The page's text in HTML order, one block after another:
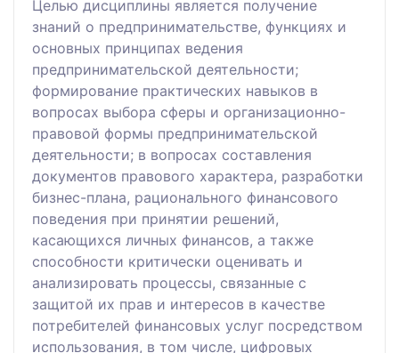
Целью дисциплины является получение
знаний о предпринимательстве, функциях и
основных принципах ведения
предпринимательской деятельности;
формирование практических навыков в
вопросах выбора сферы и организационно-
правовой формы предпринимательской
деятельности; в вопросах составления
документов правового характера, разработки
бизнес-плана, рационального финансового
поведения при принятии решений,
касающихся личных финансов, а также
способности критически оценивать и
анализировать процессы, связанные с
защитой их прав и интересов в качестве
потребителей финансовых услуг посредством
использования, в том числе, цифровых